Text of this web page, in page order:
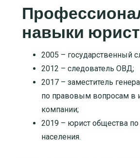
навыки
2005 – государственный
2012 – следователь ОВД;
2017 – заместитель
по правовым вопросам в
компании;
2019 – юрист общества
населения.